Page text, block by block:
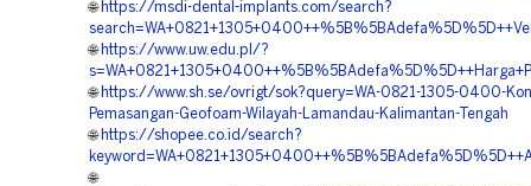
🌐 https://msdi-dental-implants.com/search?
🌐 https://www.uw.edu.pl/?
🌐 https://www.sh.se/ovrigt/sok?query=WA-0821-1305-0400-
Pemasangan-Geofoam-Wilayah-Lamandau-Kalimantan-Tengah
🌐 https://shopee.co.id/search?
🌐